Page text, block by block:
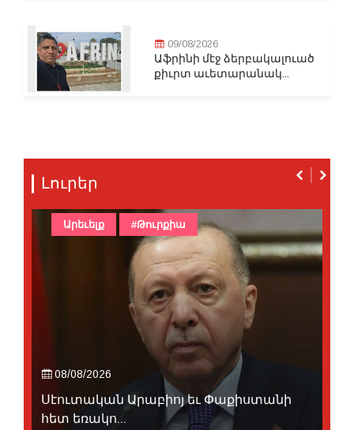
09/08/2026
Աֆրինի մէջ ձերբակալուած
քիւրտ աւետարանակ...
Լուրեր
08/08/2026
Սէուտական Արաբիոյ եւ Փաքիստանի
հետ եռակո...
Արեւելք #Թուրքիա